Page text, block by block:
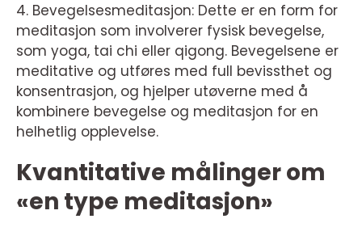
4. Bevegelsesmeditasjon: Dette er en form for
meditasjon som involverer fysisk bevegelse,
som yoga, tai chi eller qigong. Bevegelsene er
meditative og utføres med full bevissthet og
konsentrasjon, og hjelper utøverne med å
kombinere bevegelse og meditasjon for en
helhetlig opplevelse.
Kvantitative målinger om
«en type meditasjon»